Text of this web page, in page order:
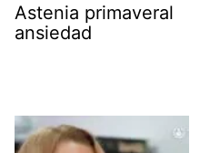
Astenia primaveral
ansiedad